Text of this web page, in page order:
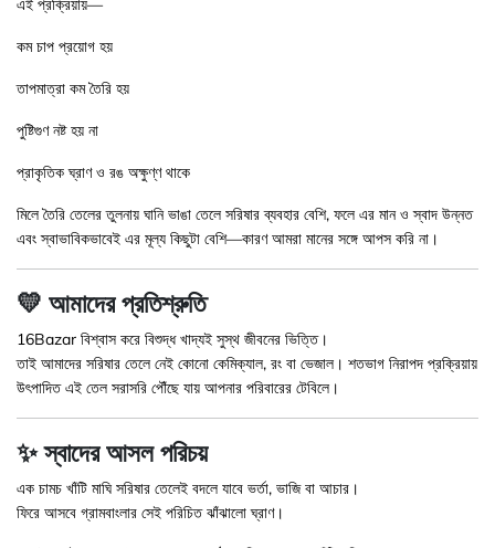
এই প্রক্রিয়ায়—
কম চাপ প্রয়োগ হয়
তাপমাত্রা কম তৈরি হয়
পুষ্টিগুণ নষ্ট হয় না
প্রাকৃতিক ঘ্রাণ ও রঙ অক্ষুণ্ণ থাকে
মিলে তৈরি তেলের তুলনায় ঘানি ভাঙা তেলে সরিষার ব্যবহার বেশি, ফলে এর মান ও স্বাদ উন্নত
এবং স্বাভাবিকভাবেই এর মূল্য কিছুটা বেশি—কারণ আমরা মানের সঙ্গে আপস করি না।
💛 আমাদের প্রতিশ্রুতি
16Bazar বিশ্বাস করে বিশুদ্ধ খাদ্যই সুস্থ জীবনের ভিত্তি।
তাই আমাদের সরিষার তেলে নেই কোনো কেমিক্যাল, রং বা ভেজাল। শতভাগ নিরাপদ প্রক্রিয়ায়
উৎপাদিত এই তেল সরাসরি পৌঁছে যায় আপনার পরিবারের টেবিলে।
✨ স্বাদের আসল পরিচয়
এক চামচ খাঁটি মাঘি সরিষার তেলেই বদলে যাবে ভর্তা, ভাজি বা আচার।
ফিরে আসবে গ্রামবাংলার সেই পরিচিত ঝাঁঝালো ঘ্রাণ।